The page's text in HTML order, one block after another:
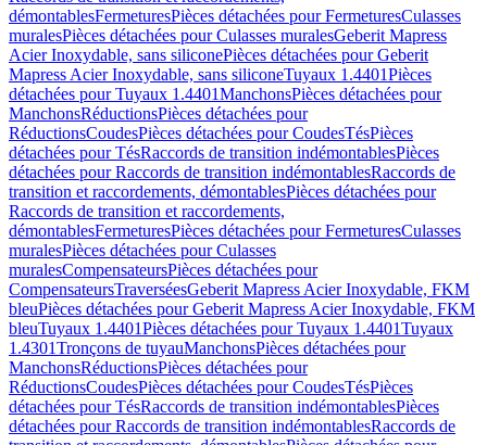
démontablesFermeturesPièces détachées pour FermeturesCulasses
muralesPièces détachées pour Culasses muralesGeberit Mapress
Acier Inoxydable, sans siliconePièces détachées pour Geberit
Mapress Acier Inoxydable, sans siliconeTuyaux 1.4401Pièces
détachées pour Tuyaux 1.4401ManchonsPièces détachées pour
ManchonsRéductionsPièces détachées pour
RéductionsCoudesPièces détachées pour CoudesTésPièces
détachées pour TésRaccords de transition indémontablesPièces
détachées pour Raccords de transition indémontablesRaccords de
transition et raccordements, démontablesPièces détachées pour
Raccords de transition et raccordements,
démontablesFermeturesPièces détachées pour FermeturesCulasses
muralesPièces détachées pour Culasses
muralesCompensateursPièces détachées pour
CompensateursTraverséesGeberit Mapress Acier Inoxydable, FKM
bleuPièces détachées pour Geberit Mapress Acier Inoxydable, FKM
bleuTuyaux 1.4401Pièces détachées pour Tuyaux 1.4401Tuyaux
1.4301Tronçons de tuyauManchonsPièces détachées pour
ManchonsRéductionsPièces détachées pour
RéductionsCoudesPièces détachées pour CoudesTésPièces
détachées pour TésRaccords de transition indémontablesPièces
détachées pour Raccords de transition indémontablesRaccords de